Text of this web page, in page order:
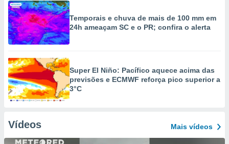
Temporais e chuva de mais de 100 mm em
24h ameaçam SC e o PR; confira o alerta
Super El Niño: Pacífico aquece acima das
previsões e ECMWF reforça pico superior a
3°C
Vídeos Mais vídeos